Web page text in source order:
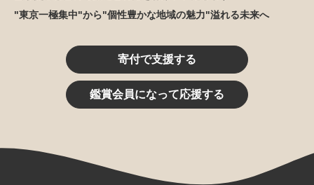
"東京一極集中"から"個性豊かな地域の魅力"溢れる未来へ
寄付で支援する
鑑賞会員になって応援する